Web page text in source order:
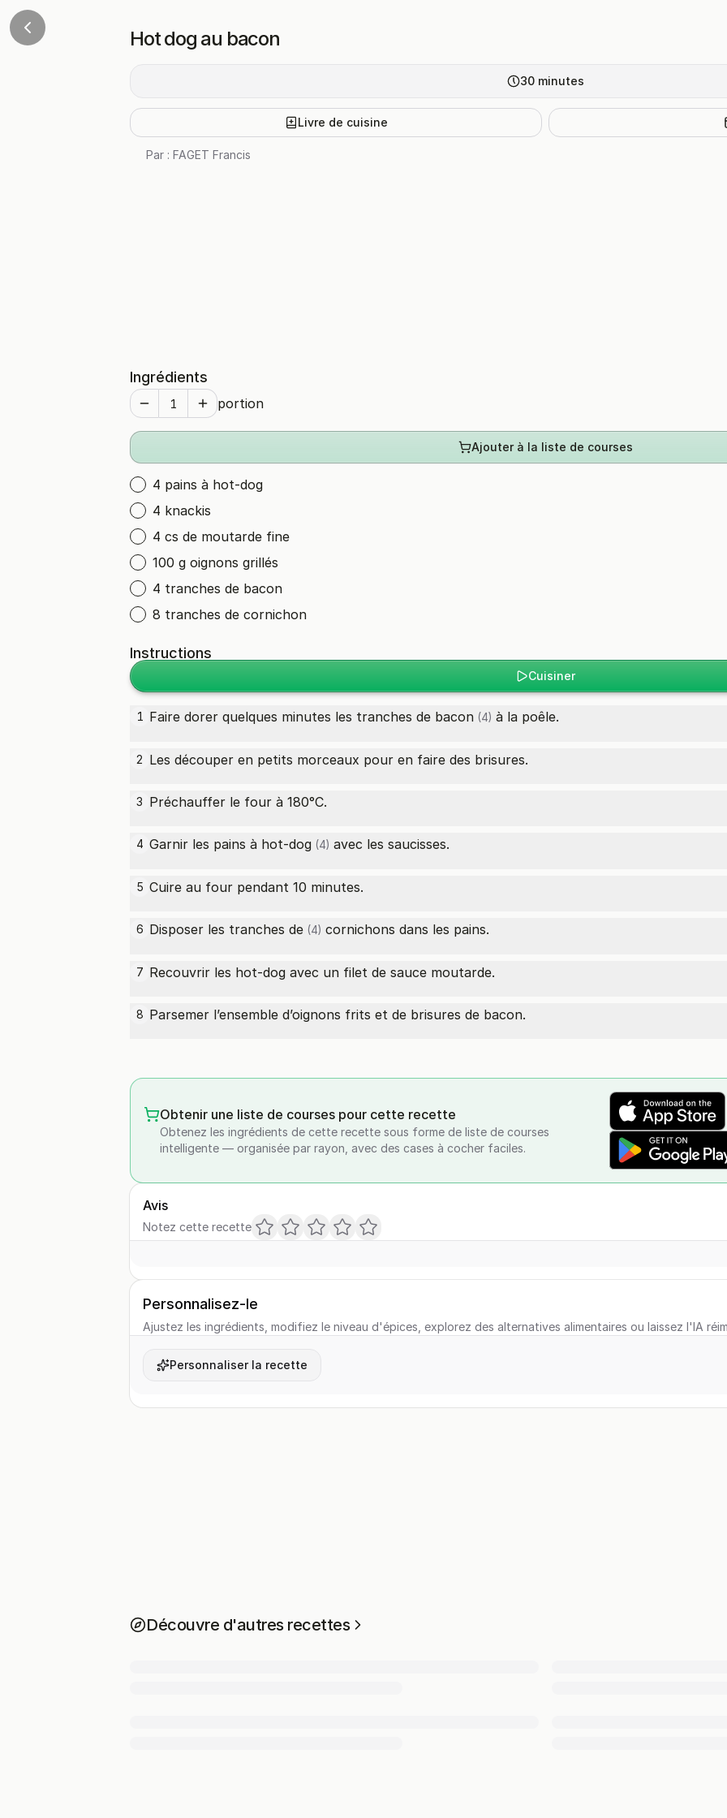
Hot dog au bacon
30 minutes
Livre de cuisine
Par : FAGET Francis
Ingrédients
portion
Ajouter à la liste de courses
4 pains à hot-dog
4 knackis
4 cs de moutarde fine
100 g oignons grillés
4 tranches de bacon
8 tranches de cornichon
Instructions
Cuisiner
1 Faire dorer quelques minutes les tranches de bacon (4) à la poêle.
2 Les découper en petits morceaux pour en faire des brisures.
3 Préchauffer le four à 180°C.
4 Garnir les pains à hot-dog (4) avec les saucisses.
5 Cuire au four pendant 10 minutes.
6 Disposer les tranches de (4) cornichons dans les pains.
7 Recouvrir les hot-dog avec un filet de sauce moutarde.
8 Parsemer l’ensemble d’oignons frits et de brisures de bacon.
Obtenir une liste de courses pour cette recette
Obtenez les ingrédients de cette recette sous forme de liste de courses
intelligente — organisée par rayon, avec des cases à cocher faciles.
Avis
Notez cette recette
Personnalisez-le
Ajustez les ingrédients, modifiez le niveau d'épices, explorez des alternatives alimentaires ou laissez l'IA
Personnaliser la recette
Découvre d'autres recettes